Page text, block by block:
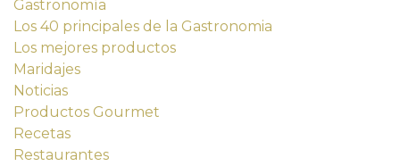
Gastronomía
Los 40 principales de la Gastronomia
Los mejores productos
Maridajes
Noticias
Productos Gourmet
Recetas
Restaurantes